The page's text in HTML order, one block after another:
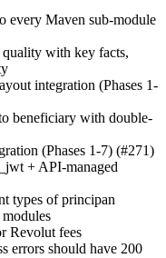
every Maven sub-module
quality with key facts,
integration (Phases 1-
beneficiary with double-
(Phases 1-7) (#271)
+ API-managed
types of principan
Revolut fees
errors should have 200